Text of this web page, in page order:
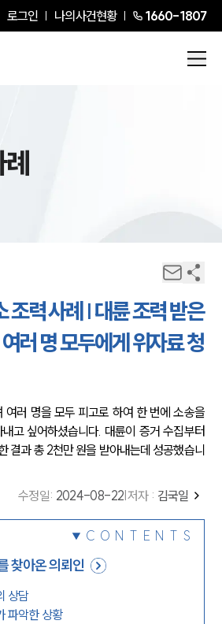
로그인 나의사건현황 1660-1807
조력 사례 | 대륜 조력 받은
러 명 모두에게 위자료 청
여러 명을 모두 피고로 하여 한 번에 소송을
고 싶어하셨습니다. 대륜이 증거 수집부터
결과 총 2천만 원을 받아내는데 성공했습니
수정일: 2024-08-22 저자 : 김국일
CONTENTS
찾아온 의뢰인
상담
파악한 상황